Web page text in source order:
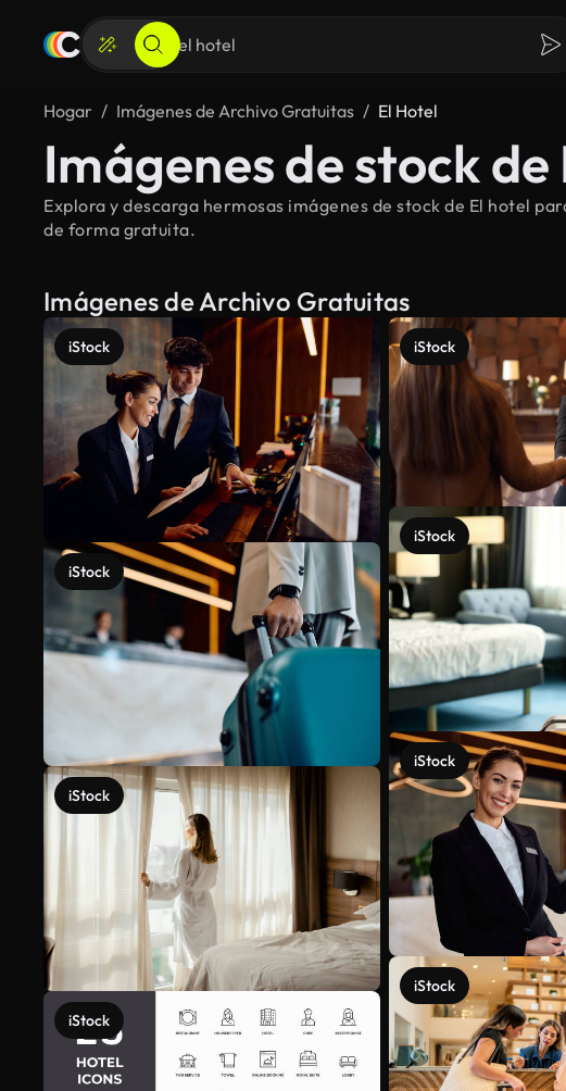
Hogar Imágenes de Archivo Gratuitas El Hotel
Imágenes de stock
Explora y descarga hermosas imágenes de stock de El hotel
de forma gratuita.
Imágenes de Archivo Gratuitas
iStock
iStock
iStock
iStock
iStock
iStock
iStock
iStock